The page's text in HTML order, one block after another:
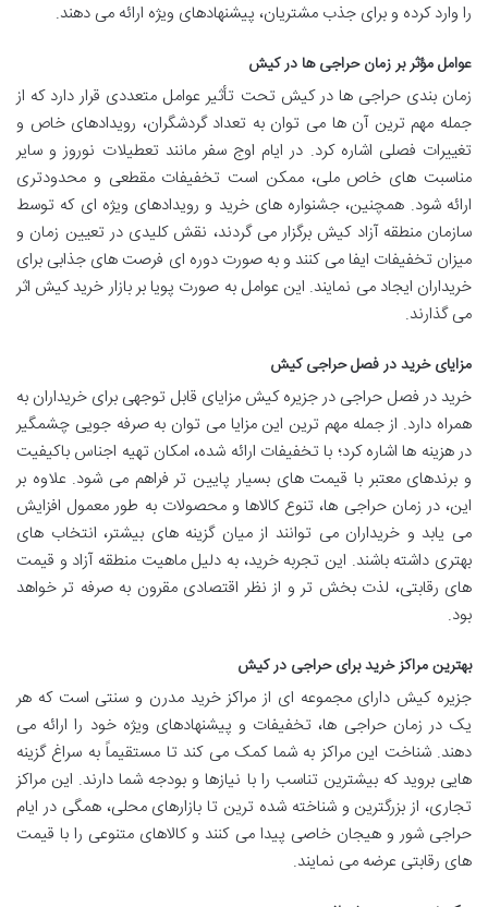
را وارد کرده و برای جذب مشتریان، پیشنهادهای ویژه ارائه می دهند.
عوامل مؤثر بر زمان حراجی ها در کیش
زمان بندی حراجی ها در کیش تحت تأثیر عوامل متعددی قرار دارد که از
جمله مهم ترین آن ها می توان به تعداد گردشگران، رویدادهای خاص و
تغییرات فصلی اشاره کرد. در ایام اوج سفر مانند تعطیلات نوروز و سایر
مناسبت های خاص ملی، ممکن است تخفیفات مقطعی و محدودتری
ارائه شود. همچنین، جشنواره های خرید و رویدادهای ویژه ای که توسط
سازمان منطقه آزاد کیش برگزار می گردند، نقش کلیدی در تعیین زمان و
میزان تخفیفات ایفا می کنند و به صورت دوره ای فرصت های جذابی برای
خریداران ایجاد می نمایند. این عوامل به صورت پویا بر بازار خرید کیش اثر
می گذارند.
مزایای خرید در فصل حراجی کیش
خرید در فصل حراجی در جزیره کیش مزایای قابل توجهی برای خریداران به
همراه دارد. از جمله مهم ترین این مزایا می توان به صرفه جویی چشمگیر
در هزینه ها اشاره کرد؛ با تخفیفات ارائه شده، امکان تهیه اجناس باکیفیت
و برندهای معتبر با قیمت های بسیار پایین تر فراهم می شود. علاوه بر
این، در زمان حراجی ها، تنوع کالاها و محصولات به طور معمول افزایش
می یابد و خریداران می توانند از میان گزینه های بیشتر، انتخاب های
بهتری داشته باشند. این تجربه خرید، به دلیل ماهیت منطقه آزاد و قیمت
های رقابتی، لذت بخش تر و از نظر اقتصادی مقرون به صرفه تر خواهد
بود.
بهترین مراکز خرید برای حراجی در کیش
جزیره کیش دارای مجموعه ای از مراکز خرید مدرن و سنتی است که هر
یک در زمان حراجی ها، تخفیفات و پیشنهادهای ویژه خود را ارائه می
دهند. شناخت این مراکز به شما کمک می کند تا مستقیماً به سراغ گزینه
هایی بروید که بیشترین تناسب را با نیازها و بودجه شما دارند. این مراکز
تجاری، از بزرگترین و شناخته شده ترین تا بازارهای محلی، همگی در ایام
حراجی شور و هیجان خاصی پیدا می کنند و کالاهای متنوعی را با قیمت
های رقابتی عرضه می نمایند.